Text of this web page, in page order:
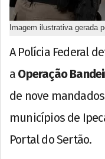
Imagem ilustrativa gerada
A Polícia Federal
a Operação
de nove
municípios de
Portal do Sertão.